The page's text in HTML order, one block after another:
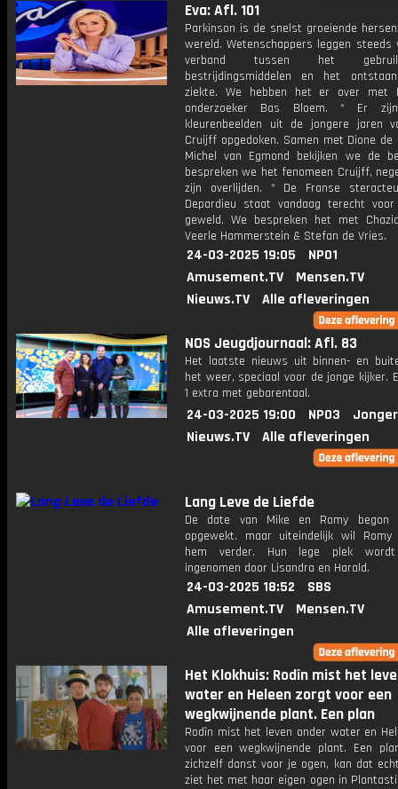
Eva: Afl. 101
Parkinson is de snelst groeiende
wereld. Wetenschappers leggen steeds
verband tussen het
bestrijdingsmiddelen en het
ziekte. We hebben het er over met
onderzoeker Bas Bloem. * Er
kleurenbeelden uit de jongere jaren
Cruijff opgedoken. Samen met Dione
Michel van Egmond bekijken we de
bespreken we het fenomeen Cruijff,
zijn overlijden. * De Franse
Depardieu staat vandaag terecht voor
geweld. We bespreken het met
Veerle Hammerstein & Stefan de Vries.
24-03-2025 19:05
NPO1
Amusement.TV
Mensen.TV
Nieuws.TV
Alle afleveringen
NOS Jeugdjournaal: Afl. 83
Het laatste nieuws uit binnen- en
het weer, speciaal voor de jonge kijker.
1 extra met gebarentaal.
24-03-2025 19:00 NPO3
Nieuws.TV
Alle afleveringen
Lang Leve de Liefde
De date van Mike en Romy begon
opgewekt. maar uiteindelijk wil
hem verder. Hun lege plek
ingenomen door Lisandra en Harald.
24-03-2025 18:52
SBS
Amusement.TV
Mensen.TV
Alle afleveringen
Het Klokhuis: Rodîn mist het
water en Heleen zorgt voor een
wegkwijnende plant. Een plan
Rodîn mist het leven onder water en
voor een wegkwijnende plant. Een
zichzelf danst voor je ogen, kan dat
ziet het met haar eigen ogen in